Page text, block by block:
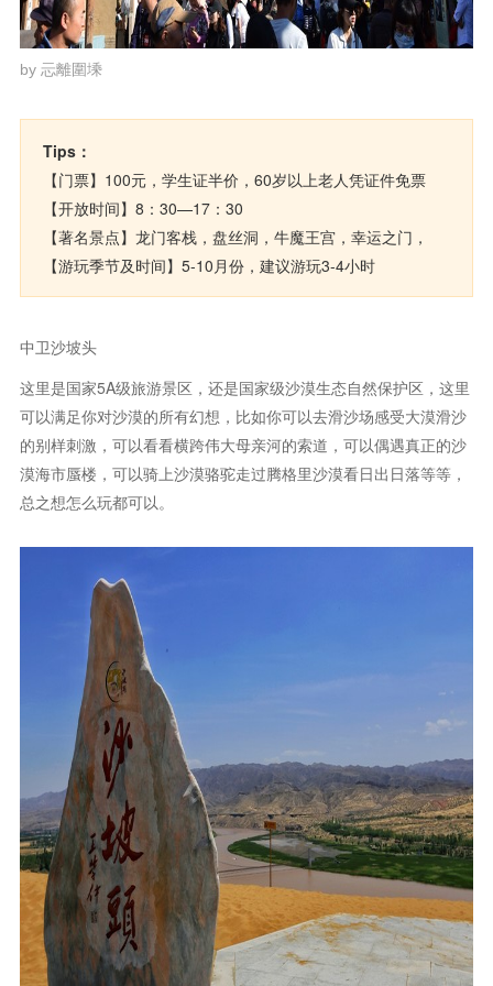
by 忈離圍塖
Tips：
【门票】100元，学生证半价，60岁以上老人凭证件免票
【开放时间】8：30—17：30
【著名景点】龙门客栈，盘丝洞，牛魔王宫，幸运之门，
【游玩季节及时间】5-10月份，建议游玩3-4小时
中卫沙坡头
这里是国家5A级旅游景区，还是国家级沙漠生态自然保护区，这里
可以满足你对沙漠的所有幻想，比如你可以去滑沙场感受大漠滑沙
的别样刺激，可以看看横跨伟大母亲河的索道，可以偶遇真正的沙
漠海市蜃楼，可以骑上沙漠骆驼走过腾格里沙漠看日出日落等等，
总之想怎么玩都可以。